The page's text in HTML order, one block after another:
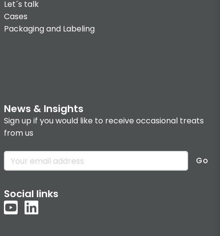
Let´s talk
Cases
Packaging and Labeling
News & Insights
Sign up if you would like to receive occasional treats
from us
Go
Social links